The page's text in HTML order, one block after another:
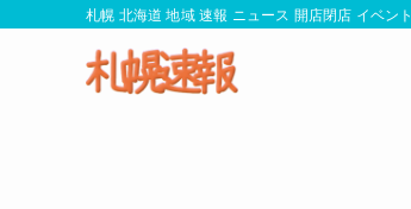
札幌 北海道 地域 速報 ニュース 開店閉店 イベント